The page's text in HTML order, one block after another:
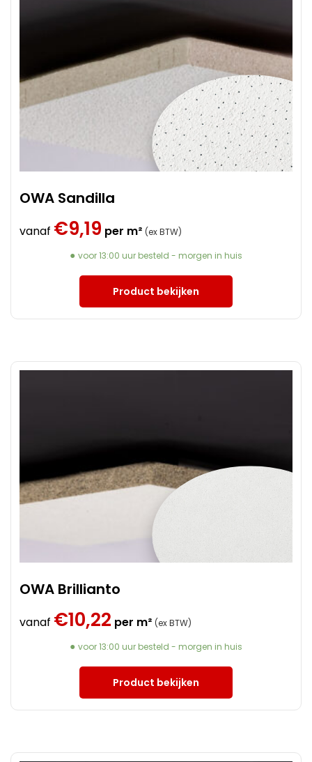
OWA Sandilla
vanaf €9,19 per m² (ex BTW)
voor 13:00 uur besteld - morgen in huis
Product bekijken
OWA Brillianto
vanaf €10,22 per m² (ex BTW)
voor 13:00 uur besteld - morgen in huis
Product bekijken